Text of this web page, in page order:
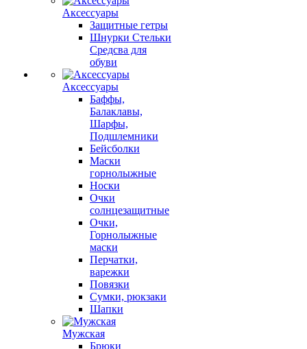
Аксессуары
Защитные гетры
Шнурки Стельки
Средсва для
обуви
Аксессуары
Баффы,
Балаклавы,
Шарфы,
Подшлемники
Бейсболки
Маски
горнолыжные
Носки
Очки
солнцезащитные
Очки,
Горнолыжные
маски
Перчатки,
варежки
Повязки
Сумки, рюкзаки
Шапки
Мужская
Брюки